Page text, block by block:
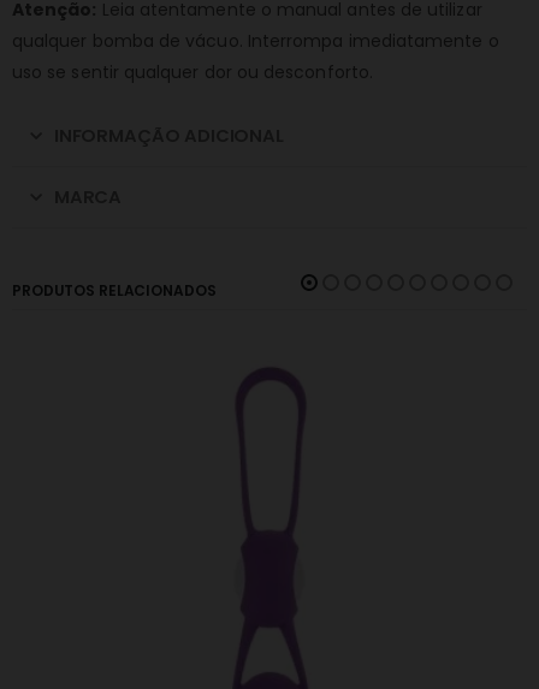
Atenção: Leia atentamente o manual antes de utilizar
qualquer bomba de vácuo. Interrompa imediatamente o
uso se sentir qualquer dor ou desconforto.
PRODUTOS RELACIONADOS